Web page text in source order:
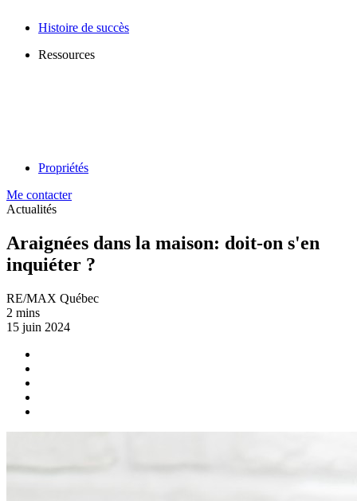
Histoire de succès
Ressources
Propriétés
Me contacter
Actualités
Araignées dans la maison: doit-on s'en
inquiéter ?
RE/MAX Québec
2 mins
15 juin 2024